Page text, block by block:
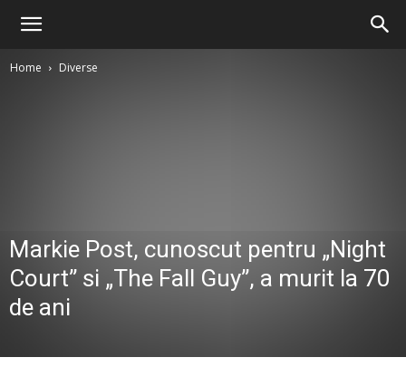
Home Diverse
Markie Post, cunoscut pentru „Night
Court” si „The Fall Guy”, a murit la 70
de ani